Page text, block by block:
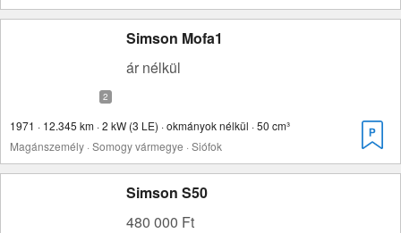
Simson Mofa1
ár nélkül
1971 · 12.345 km · 2 kW (3 LE) · okmányok nélkül · 50 cm³
Magánszemély · Somogy vármegye · Siófok
Simson S50
480 000 Ft